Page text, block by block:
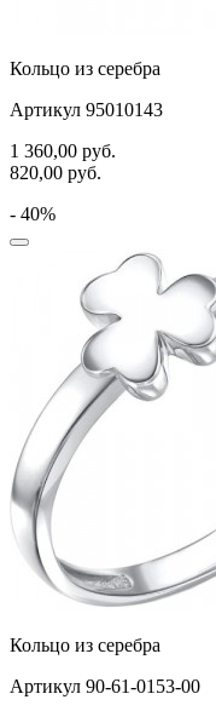
Кольцо из серебра
Артикул 95010143
1 360,00 руб.
820,00 руб.
- 40%
Кольцо из серебра
Артикул 90-61-0153-00